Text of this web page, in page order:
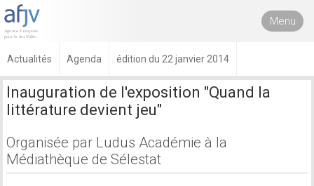
Menu
Actualités Agenda édition du 22 janvier 2014
Inauguration de l'exposition "Quand la
littérature devient jeu"
Organisée par Ludus Académie à la
Médiathèque de Sélestat